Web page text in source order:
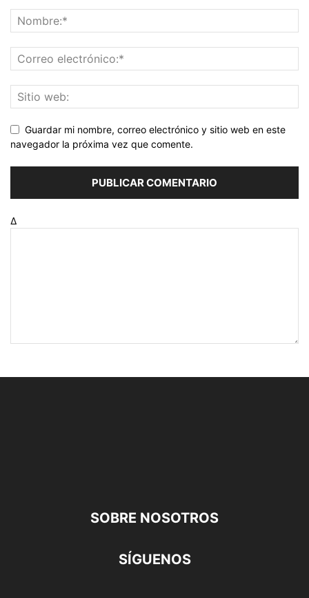
Guardar mi nombre, correo electrónico y sitio web en este
navegador la próxima vez que comente.
Δ
SOBRE NOSOTROS
SÍGUENOS